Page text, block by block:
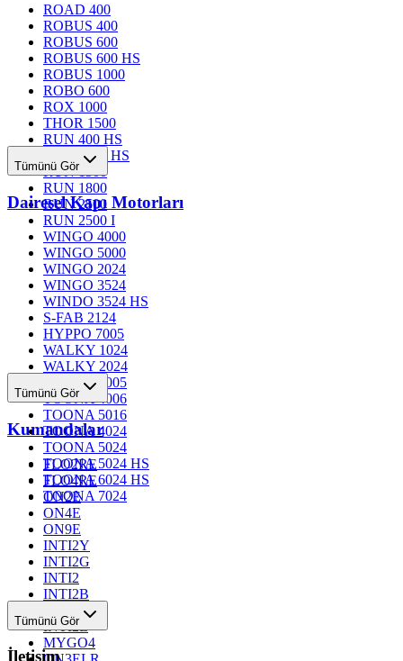
ROAD 400
ROBUS 400
ROBUS 600
ROBUS 600 HS
ROBUS 1000
ROBO 600
ROX 1000
THOR 1500
RUN 400 HS
RUN 1200 HS
RUN 1500
RUN 1800
RUN 2500
RUN 2500 I
Tümünü Gör
Dairesel Kapı Motorları
WINGO 4000
WINGO 5000
WINGO 2024
WINGO 3524
WINDO 3524 HS
S-FAB 2124
HYPPO 7005
WALKY 1024
WALKY 2024
TOONA 4005
TOONA 4006
TOONA 5016
TOONA 4024
TOONA 5024
TOONA 5024 HS
TOONA 6024 HS
TOONA 7024
Tümünü Gör
Kumandalar
FLO2RE
FLO4RE
ON2E
ON4E
ON9E
INTI2Y
INTI2G
INTI2
INTI2B
INTI2R
INTI2L
MYGO4
Tümünü Gör
İletişim